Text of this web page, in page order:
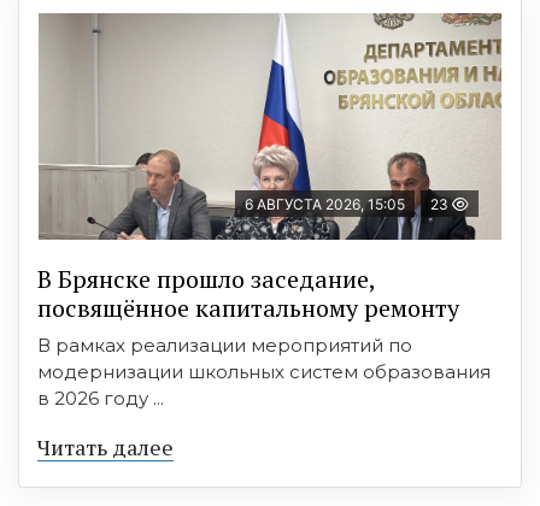
6 АВГУСТА 2026, 15:05 23
В Брянске прошло заседание,
посвящённое капитальному ремонту
В рамках реализации мероприятий по
модернизации школьных систем образования
в 2026 году ...
Читать далее